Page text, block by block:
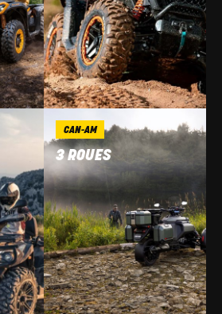
CAN-AM
3 ROUES